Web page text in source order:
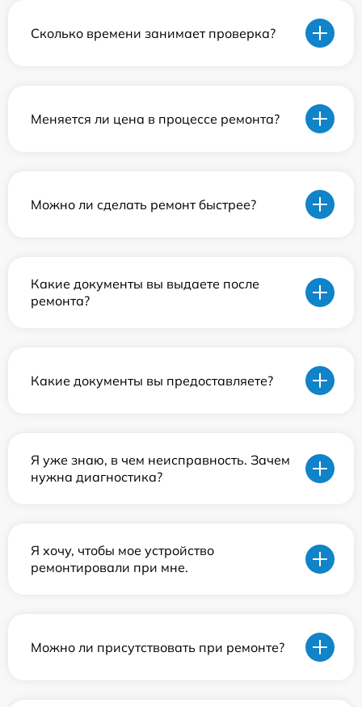
Сколько времени занимает проверка?
Меняется ли цена в процессе ремонта?
Можно ли сделать ремонт быстрее?
Какие документы вы выдаете после
ремонта?
Какие документы вы предоставляете?
Я уже знаю, в чем неисправность. Зачем
нужна диагностика?
Я хочу, чтобы мое устройство
ремонтировали при мне.
Можно ли присутствовать при ремонте?